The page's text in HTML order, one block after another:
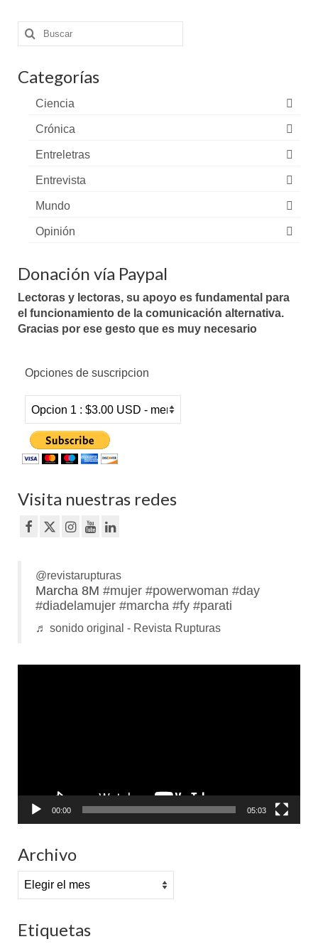
Buscar
por:
Categorías
Ciencia
Crónica
Entreletras
Entrevista
Mundo
Opinión
Donación vía Paypal
Lectoras y lectoras, su apoyo es fundamental para
el funcionamiento de la comunicación alternativa.
Gracias por ese gesto que es muy necesario
Opciones de suscripcion
Visita nuestras redes
@revistarupturas
Marcha 8M #mujer #powerwoman #day
#diadelamujer #marcha #fy #parati
♬ sonido original - Revista Rupturas
00:00 05:03
Archivo
Archivo
Etiquetas